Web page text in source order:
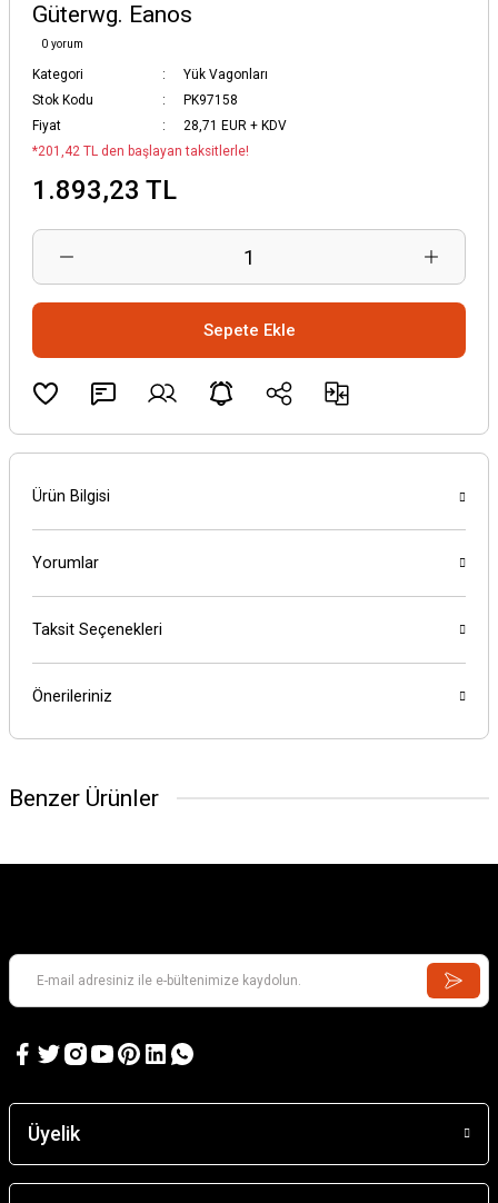
Güterwg. Eanos
0 yorum
Kategori
Yük Vagonları
Stok Kodu
PK97158
Fiyat
28,71 EUR + KDV
*201,42 TL den başlayan taksitlerle!
1.893,23 TL
Sepete Ekle
Ürün Bilgisi
Yorumlar
Taksit Seçenekleri
Önerileriniz
Benzer Ürünler
Üyelik